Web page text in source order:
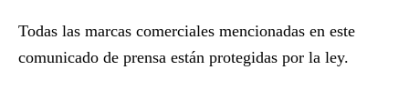
Todas las marcas comerciales mencionadas en este
comunicado de prensa están protegidas por la ley.